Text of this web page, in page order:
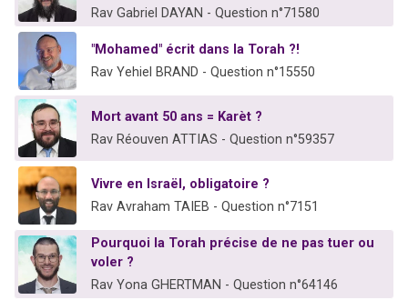
Rav Gabriel DAYAN - Question n°71580
"Mohamed" écrit dans la Torah ?!
Rav Yehiel BRAND - Question n°15550
Mort avant 50 ans = Karèt ?
Rav Réouven ATTIAS - Question n°59357
Vivre en Israël, obligatoire ?
Rav Avraham TAIEB - Question n°7151
Pourquoi la Torah précise de ne pas tuer ou
voler ?
Rav Yona GHERTMAN - Question n°64146